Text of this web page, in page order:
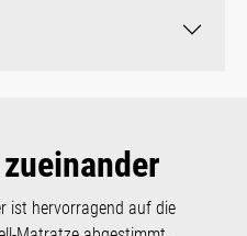
ist hervorragend auf die